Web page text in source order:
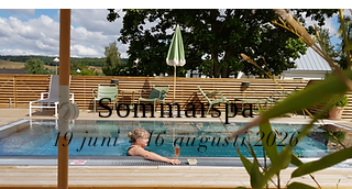
Sommarspa
19 juni - 16 augusti 2026